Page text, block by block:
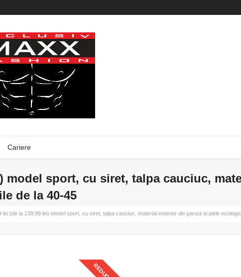
Cariere
model sport, cu siret, talpa cauciuc,
de la 40-45
lei (de la 139,99 lei) model sport, cu siret, talpa cauciuc, material exterior din panza si piele